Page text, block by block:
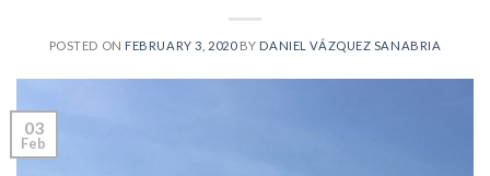
POSTED ON FEBRUARY 3, 2020BY DANIEL VÁZQUEZ SANABRIA
03
Feb